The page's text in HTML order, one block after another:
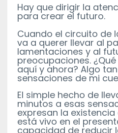
Hay que dirigir la
para crear el futuro.
Cuando el circuito de
va a querer llevar al
lamentaciones y al
preocupaciones.
aquí y ahora? Algo
sensaciones de mi
El simple hecho de
minutos a esas
expresan la
está vivo en el
capacidad de reducir